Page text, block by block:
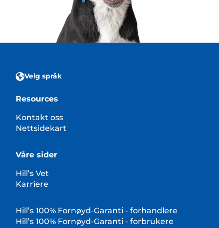
Velg språk
Resources
Kontakt oss
Nettsidekart
Våre sider
Hill’s Vet
Karriere
Hill’s 100% Fornøyd-Garanti - forhandlere
Hill’s 100% Fornøyd-Garanti - forbrukere